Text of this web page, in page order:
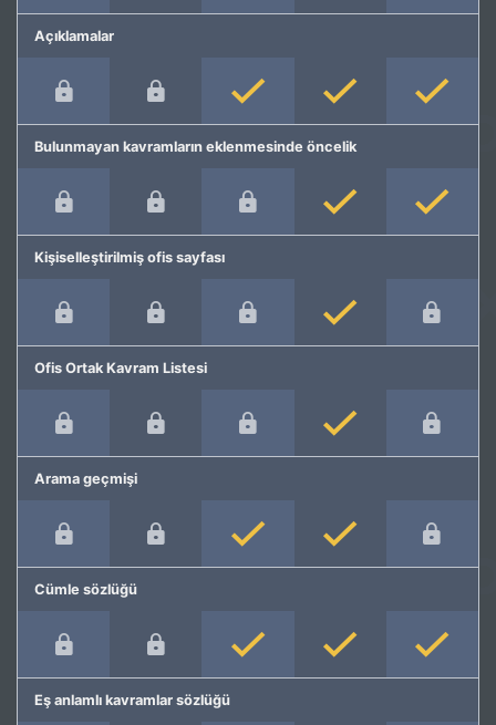
Açıklamalar
Bulunmayan kavramların eklenmesinde öncelik
Kişiselleştirilmiş ofis sayfası
Ofis Ortak Kavram Listesi
Arama geçmişi
Cümle sözlüğü
Eş anlamlı kavramlar sözlüğü